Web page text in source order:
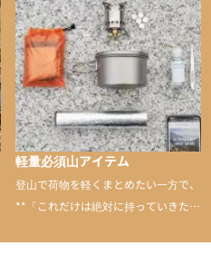
と引き上げてくれる――そんな意外性
のあるアイテムを紹介
軽量必須山アイテム
登山で荷物を軽くまとめたい一方で、
**「これだけは絶対に持っていきた